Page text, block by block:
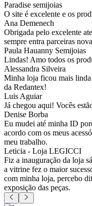
Paradise semijoias
O site é excelente e os
Ana Demenech
Obrigada pelo excelente
sempre entra parceiras
Paula Hauanny Semijoias
Lindas! Amo todos os
Alessandra Silveira
Minha loja ficou mais linda
da Redantex!
Luis Aguiar
Já chegou aqui! Vocês
Denise Borba
Eu mudei até minha ID
acordo com os meus
meu trabalho.
Leticia - Loja LEGICCI
Fiz a inauguração da loja
a vitrine fez o maior
com minha loja, percebo
exposição das peças.